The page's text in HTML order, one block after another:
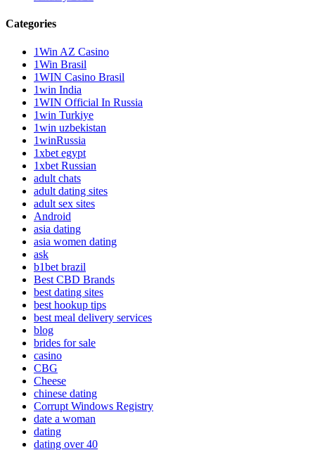
Categories
1Win AZ Casino
1Win Brasil
1WIN Casino Brasil
1win India
1WIN Official In Russia
1win Turkiye
1win uzbekistan
1winRussia
1xbet egypt
1xbet Russian
adult chats
adult dating sites
adult sex sites
Android
asia dating
asia women dating
ask
b1bet brazil
Best CBD Brands
best dating sites
best hookup tips
best meal delivery services
blog
brides for sale
casino
CBG
Cheese
chinese dating
Corrupt Windows Registry
date a woman
dating
dating over 40